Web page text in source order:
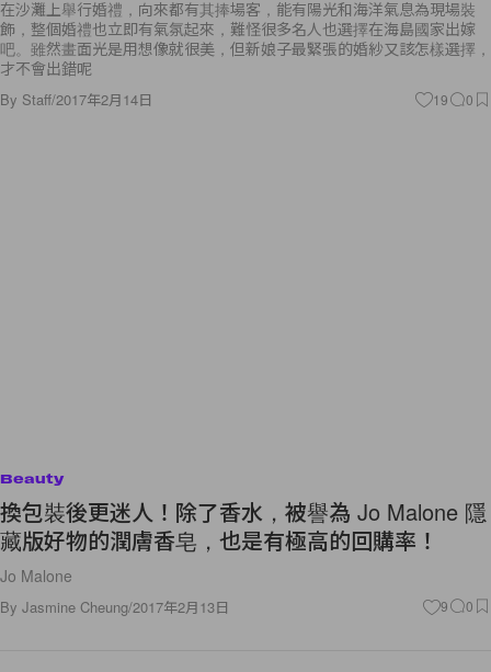
在沙灘上舉行婚禮，向來都有其捧場客，能有陽光和海洋氣息為現場裝
飾，整個婚禮也立即有氣氛起來，難怪很多名人也選擇在海島國家出嫁
吧。雖然畫面光是用想像就很美，但新娘子最緊張的婚紗又該怎樣選擇，
才不會出錯呢
By Staff/2017年2月14日 19 0
Beauty
換包裝後更迷人！除了香水，被譽為 Jo Malone 隱
藏版好物的潤膚香皂，也是有極高的回購率！
Jo Malone
By Jasmine Cheung/2017年2月13日 9 0